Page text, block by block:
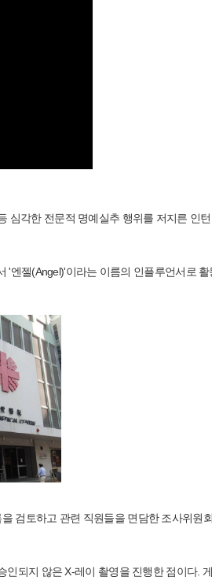
심각한 전문적 명예실추 행위를 저지른 인
'엔젤(Angel)'이라는 이름의 인플루언서로
검토하고 관련 직원들을 면담한 조사위원
되지 않은 X-레이 촬영을 진행한 점이다.